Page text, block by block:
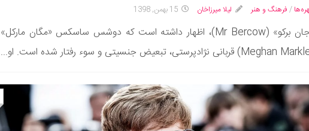
/ فرهنگ و هنر لیلا میرزاخان 15 بهمن, 1398
«جان برکو» (Mr Bercow)، اظهار داشته است که دوشس ساسکس «مگان مارکل»